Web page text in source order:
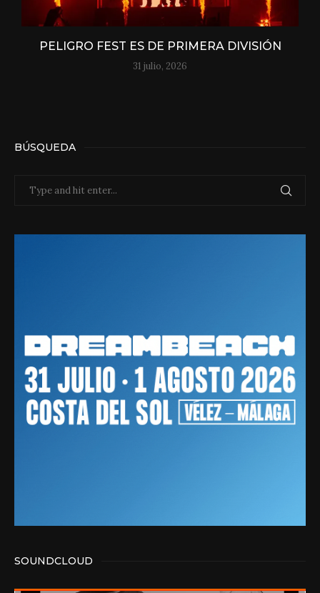
PELIGRO FEST ES DE PRIMERA DIVISIÓN
31 julio, 2026
BÚSQUEDA
SOUNDCLOUD